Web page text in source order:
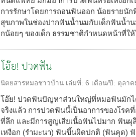
การรักษาโดยการถอนฟันออก น้อยรายนั
สุขภาพในช่องปากฟันน้ำนมกับเด็กฟันน้ำ
กน้อยๆ ของเด็ก ธรรมชาติกำหนดหน้าที่ใ
โอ๊ย! ปวดฟัน
นิตยสารหมอชาวบ้าน เล่มที่: 6 เดือน/ปี: ตุลาค
โอ๊ย! ปวดฟันปัญหาส่วนใหญ่ที่หมอฟันมักไ
จริงแล้ว การปวดฟันนี้เป็นอาการของโรค
ที่ลึก และมีการสูญเสียเนื้อฟันไปมาก ฟัน
เหงือก (รำมะนา) ฟันขึ้นผิดปกติ (ฟันคุด)